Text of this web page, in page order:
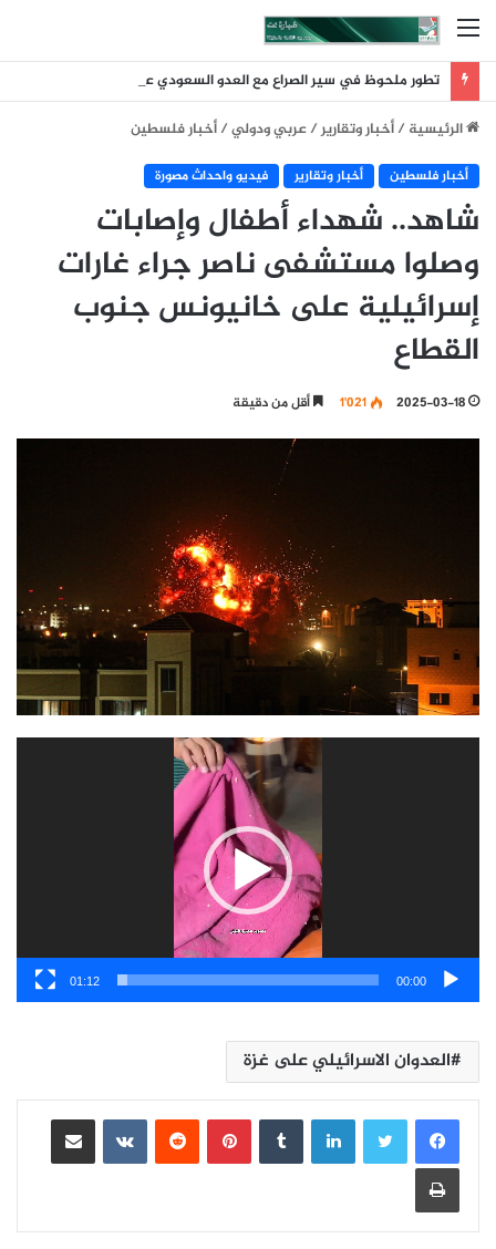
القائمة
الرئيسية/أخبار وتقارير/عربي ودولي/أخبار فلسطين
أخبار فلسطين أخبار وتقارير فيديو واحداث مصورة
شاهد.. شهداء أطفال وإصابات
وصلوا مستشفى ناصر جراء غارات
إسرائيلية على خانيونس جنوب
القطاع
2025-03-18 1٬021 أقل من دقيقة
00:00
01:12
العدوان الاسرائيلي على غزة
لينكدإن بينتيريست
مشاركة عبر البريد
طباعة